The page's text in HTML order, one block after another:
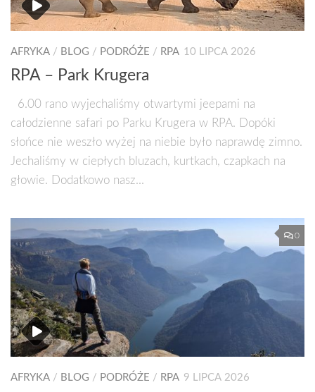
AFRYKA / BLOG / PODRÓŻE / RPA 10 LIPCA 2026
RPA – Park Krugera
6.00 rano wyjechaliśmy otwartymi jeepami na
całodzienne safari po Parku Krugera w RPA. Dopóki
słońce nie weszło wyżej na niebie było naprawdę zimno.
Jechaliśmy w ciepłych bluzach, kurtkach, czapkach na
głowie. Dodatkowo nasz...
0
AFRYKA / BLOG / PODRÓŻE / RPA 9 LIPCA 2026